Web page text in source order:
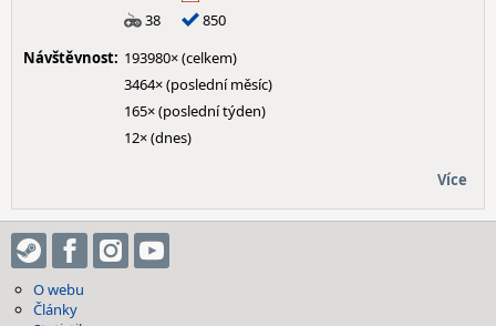
38
850
Návštěvnost: 193980× (celkem)
3464× (poslední měsíc)
165× (poslední týden)
12× (dnes)
Více
O webu
Články